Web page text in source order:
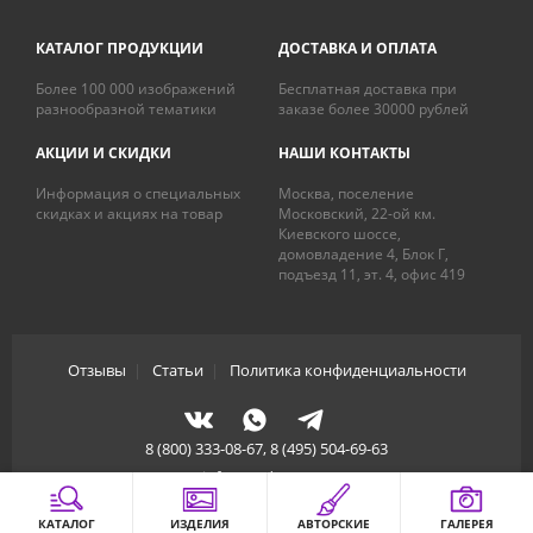
КАТАЛОГ ИЗДЕЛИЯ АВТОРСКИЕ ГАЛЕРЕЯ
КАТАЛОГ ПРОДУКЦИИ
Более 100 000 изображений
разнообразной тематики
ДОСТАВКА И ОПЛАТА
Бесплатная доставка при
заказе более 30000 рублей
АКЦИИ И СКИДКИ
Информация о специальных
скидках и акциях на товар
НАШИ КОНТАКТЫ
Москва, поселение
Московский, 22-ой км.
Киевского шоссе,
домовладение 4, Блок Г,
подъезд 11, эт. 4, офис 419
Отзывы Статьи| Политика конфиденциальности
8 (800) 333-08-67, 8 (495) 504-69-63
info@artdecory.ru